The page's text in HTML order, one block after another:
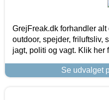
GrejFreak.dk forhandler alt
outdoor, spejder,
jagt, politi og vagt. Klik her
Se udvalget